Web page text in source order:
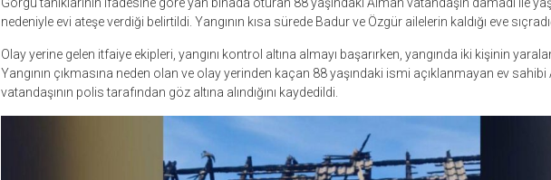
nedeniyle evi ateşe verdiği belirtildi. Yangının kısa sürede Badur ve Özgür ailelerin kaldığı eve
Olay yerine gelen itfaiye ekipleri, yangını kontrol altına almayı başarırken, yangında iki kişinin
Yangının çıkmasına neden olan ve olay yerinden kaçan 88 yaşındaki ismi açıklanmayan ev sahibi
vatandaşının polis tarafından göz altına alındığını kaydedildi.